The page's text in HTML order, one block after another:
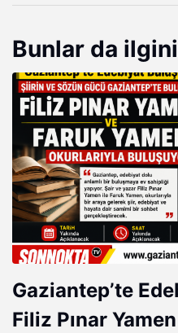
Bunlar da
Gaziantep’te
Filiz Pınar